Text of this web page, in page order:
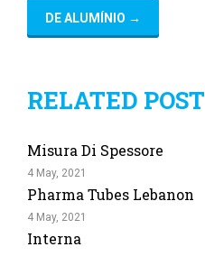
DE ALUMÍNIO →
RELATED POST
Misura Di Spessore
4 May, 2021
Pharma Tubes Lebanon
4 May, 2021
Interna